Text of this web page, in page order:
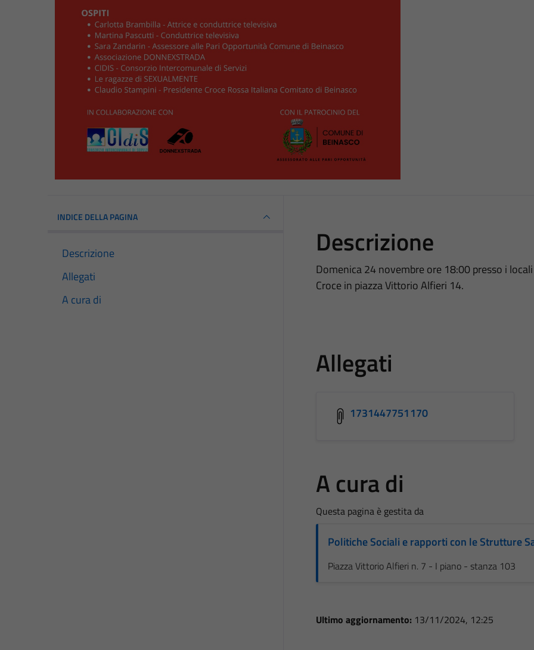
INDICE DELLA PAGINA
Descrizione
Allegati
A cura di
Descrizione
Domenica 24 novembre ore 18:00 presso i
Croce in piazza Vittorio Alfieri 14.
Allegati
1731447751170
A cura di
Questa pagina è gestita da
Politiche Sociali e rapporti con le Strutture
Piazza Vittorio Alfieri n. 7 - I piano - stanza 103
Ultimo aggiornamento: 13/11/2024, 12:25